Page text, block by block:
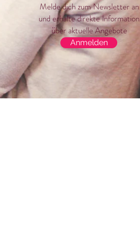
Anmelden
Melde dich zum Newsletter an
und erhalte direkte Information
über aktuelle Angebote